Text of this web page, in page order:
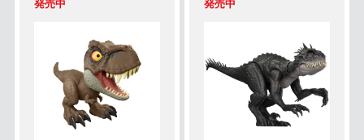
発売中 発売中